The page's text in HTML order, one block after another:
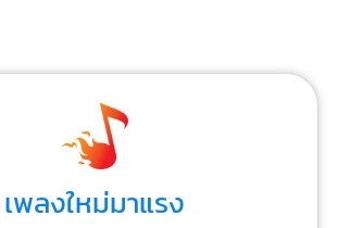
เพลงใหม่มาแรง